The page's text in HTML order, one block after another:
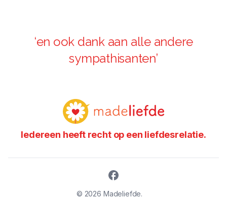
‘en ook dank aan alle andere
sympathisanten’
Iedereen heeft recht op een liefdesrelatie.
© 2026 Madeliefde.